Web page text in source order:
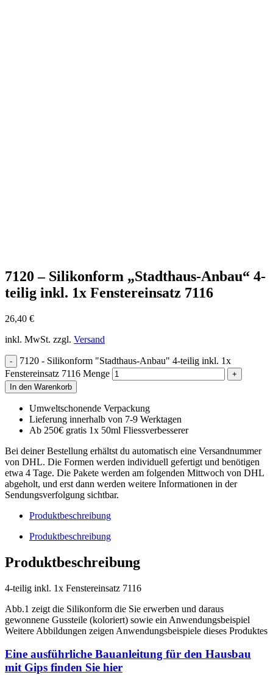
7120 – Silikonform „Stadthaus-Anbau“ 4-
teilig inkl. 1x Fenstereinsatz 7116
26,40 €
inkl. MwSt. zzgl. Versand
7120 - Silikonform "Stadthaus-Anbau" 4-teilig inkl. 1x
Fenstereinsatz 7116 Menge
In den Warenkorb
Umweltschonende Verpackung
Lieferung innerhalb von 7-9 Werktagen
Ab 250€ gratis 1x 50ml Fliessverbesserer
Bei deiner Bestellung erhältst du automatisch eine Versandnummer
von DHL. Die Formen werden individuell gefertigt und benötigen
etwa 4 Tage. Die Pakete werden am folgenden Mittwoch von DHL
abgeholt, und erst dann werden weitere Informationen in der
Sendungsverfolgung sichtbar.
Produktbeschreibung
Produktbeschreibung
Produktbeschreibung
4-teilig inkl. 1x Fenstereinsatz 7116
Abb.1 zeigt die Silikonform die Sie erwerben und daraus
gewonnene Gussteile (koloriert) sowie ein Anwendungsbeispiel
Weitere Abbildungen zeigen Anwendungsbeispiele dieses Produktes
Eine ausführliche Bauanleitung für den Hausbau
mit Gips finden Sie hier